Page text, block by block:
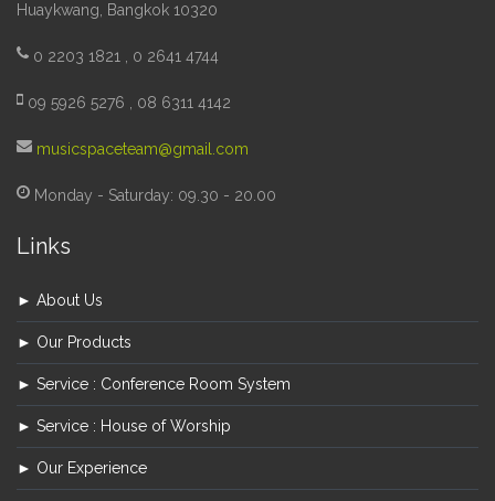
Huaykwang, Bangkok 10320
0 2203 1821 , 0 2641 4744
09 5926 5276 , 08 6311 4142
musicspaceteam@gmail.com
Monday - Saturday: 09.30 - 20.00
Links
► About Us
► Our Products
► Service : Conference Room System
► Service : House of Worship
► Our Experience